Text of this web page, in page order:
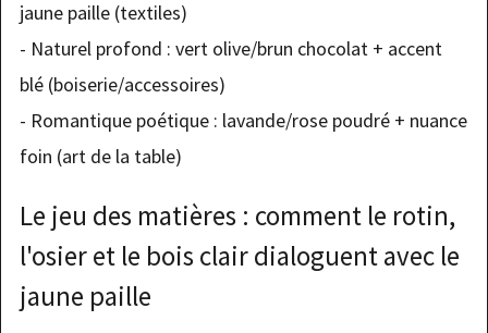
jaune paille (textiles)
- Naturel profond : vert olive/brun chocolat + accent
blé (boiserie/accessoires)
- Romantique poétique : lavande/rose poudré + nuance
foin (art de la table)
Le jeu des matières : comment le rotin,
l'osier et le bois clair dialoguent avec le
jaune paille